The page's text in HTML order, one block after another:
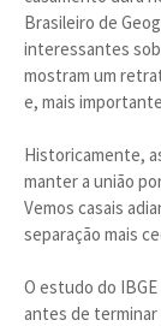
Brasileiro de
interessantes
mostram um
e, mais
Historicamente,
manter a união
Vemos casais
separação mais
O estudo do
antes de